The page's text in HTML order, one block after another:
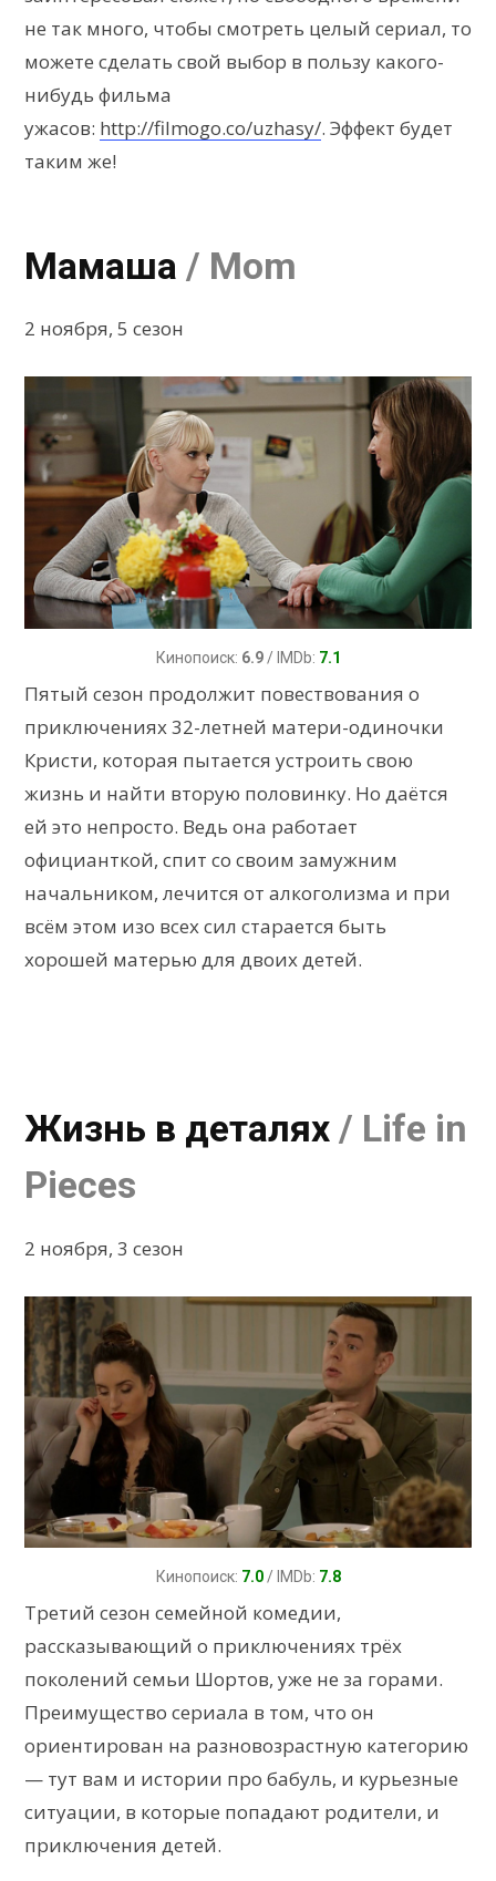
не так много, чтобы смотреть целый сериал, то
можете сделать свой выбор в пользу какого-
нибудь фильма
ужасов: http://filmogo.co/uzhasy/. Эффект будет
таким же!
Мамаша / Mom
2 ноября, 5 сезон
Кинопоиск: 6.9/ IMDb: 7.1
Пятый сезон продолжит повествования о
приключениях 32-летней матери-одиночки
Кристи, которая пытается устроить свою
жизнь и найти вторую половинку. Но даётся
ей это непросто. Ведь она работает
официанткой, спит со своим замужним
начальником, лечится от алкоголизма и при
всём этом изо всех сил старается быть
хорошей матерью для двоих детей.
Жизнь в деталях / Life in
Pieces
2 ноября, 3 сезон
Кинопоиск: 7.0/ IMDb: 7.8
Третий сезон семейной комедии,
рассказывающий о приключениях трёх
поколений семьи Шортов, уже не за горами.
Преимущество сериала в том, что он
ориентирован на разновозрастную категорию
— тут вам и истории про бабуль, и курьезные
ситуации, в которые попадают родители, и
приключения детей.